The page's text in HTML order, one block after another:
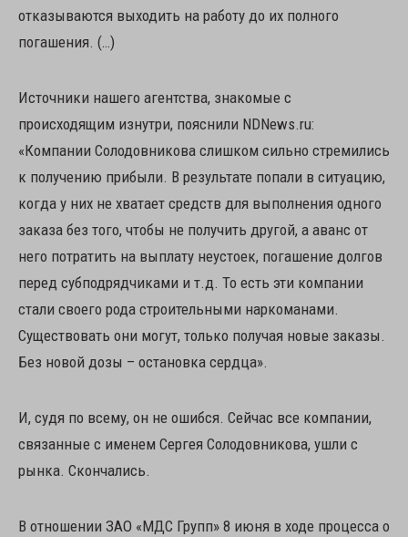
отказываются выходить на работу до их полного
погашения. (…)
Источники нашего агентства, знакомые с
происходящим изнутри, пояснили NDNews.ru:
«Компании Солодовникова слишком сильно стремились
к получению прибыли. В результате попали в ситуацию,
когда у них не хватает средств для выполнения одного
заказа без того, чтобы не получить другой, а аванс от
него потратить на выплату неустоек, погашение долгов
перед субподрядчиками и т.д. То есть эти компании
стали своего рода строительными наркоманами.
Существовать они могут, только получая новые заказы.
Без новой дозы – остановка сердца».
И, судя по всему, он не ошибся. Сейчас все компании,
связанные с именем Сергея Солодовникова, ушли с
рынка. Скончались.
В отношении ЗАО «МДС Групп» 8 июня в ходе процесса о